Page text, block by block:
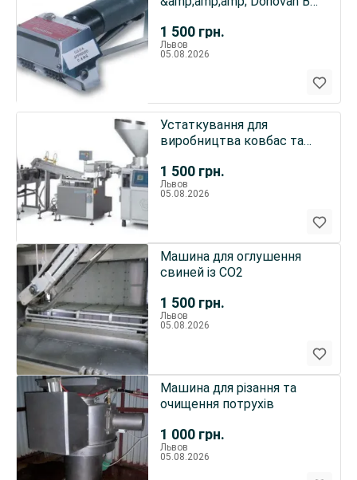
1 500 грн.
Львов
05.08.2026
1 500 грн.
Устаткування для
виробництва ковбас та
Львов
05.08.2026
1 500 грн.
Машина для оглушення
свиней із CO2
Львов
05.08.2026
1 000 грн.
Машина для різання та
очищення потрухів
Львов
05.08.2026